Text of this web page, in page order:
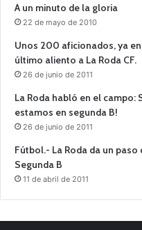
A un minuto de la gloria
22 de mayo de 2010
Unos 200 aficionados, ya
último aliento a La Roda CF.
26 de junio de 2011
La Roda habló en el campo:
estamos en segunda B!
26 de junio de 2011
Fútbol.- La Roda da un
Segunda B
11 de abril de 2011